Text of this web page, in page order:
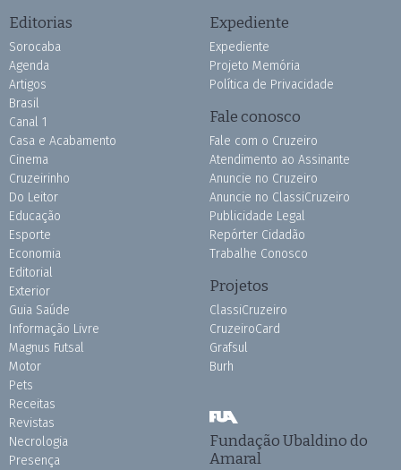
Editorias
Sorocaba
Agenda
Artigos
Brasil
Canal 1
Casa e Acabamento
Cinema
Cruzeirinho
Do Leitor
Educação
Esporte
Economia
Editorial
Exterior
Guia Saúde
Informação Livre
Magnus Futsal
Motor
Pets
Receitas
Revistas
Necrologia
Presença
Expediente
Expediente
Projeto Memória
Política de Privacidade
Fale conosco
Fale com o Cruzeiro
Atendimento ao Assinante
Anuncie no Cruzeiro
Anuncie no ClassiCruzeiro
Publicidade Legal
Repórter Cidadão
Trabalhe Conosco
Projetos
ClassiCruzeiro
CruzeiroCard
Grafsul
Burh
Fundação Ubaldino do
Amaral